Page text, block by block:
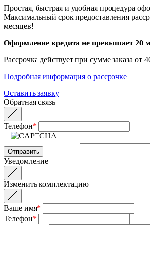
Простая, быстрая и удобная процедура
Максимальный срок предоставления
месяцев!
Оформление кредита не превышает 20
Рассрочка действует при сумме заказа от
Подробная информация о рассрочке
Оставить заявку
Обратная связь
Телефон*
Уведомление
Изменить комплектацию
Ваше имя*
Телефон*